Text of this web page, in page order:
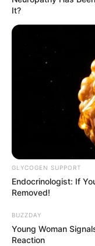
It?
GLYCOGEN SUPPORT
Endocrinologist: If
Removed!
BUZZDAY
Young Woman
Reaction